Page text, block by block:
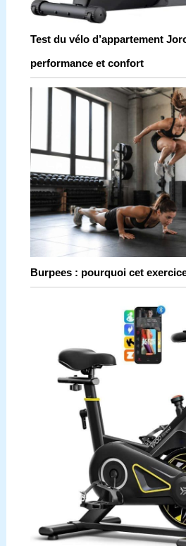
Test du vélo d’appartement
performance et confort
Burpees : pourquoi cet